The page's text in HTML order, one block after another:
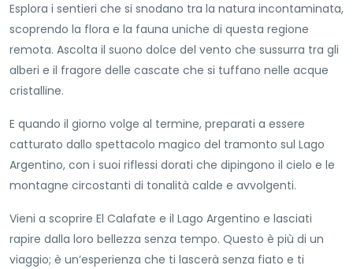
Esplora i sentieri che si snodano tra la natura incontaminata,
scoprendo la flora e la fauna uniche di questa regione
remota. Ascolta il suono dolce del vento che sussurra tra gli
alberi e il fragore delle cascate che si tuffano nelle acque
cristalline.
E quando il giorno volge al termine, preparati a essere
catturato dallo spettacolo magico del tramonto sul Lago
Argentino, con i suoi riflessi dorati che dipingono il cielo e le
montagne circostanti di tonalità calde e avvolgenti.
Vieni a scoprire El Calafate e il Lago Argentino e lasciati
rapire dalla loro bellezza senza tempo. Questo è più di un
viaggio; è un’esperienza che ti lascerà senza fiato e ti